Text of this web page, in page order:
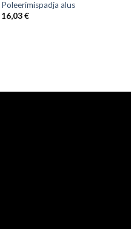
Poleerimispadja alus
16,03€